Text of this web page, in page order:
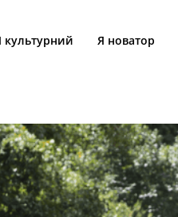
культурний Я новатор